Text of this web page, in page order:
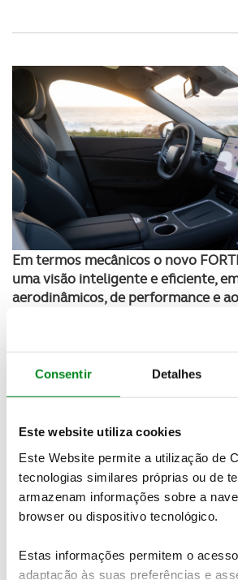
Consentir Detalhes
Este website utiliza cookies
Este Website permite a utilização de
tecnologias similares próprias ou de
armazenam informações sobre a
browser ou dispositivo tecnológico.
Estas informações permitem o
adaptação às suas preferências e
Em termos mecânicos o novo
uma visão inteligente e eficiente,
aerodinâmicos, de performance e
,
experiência de condução da
mobilidade.